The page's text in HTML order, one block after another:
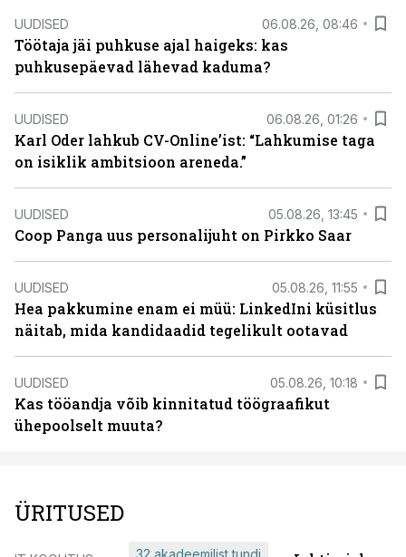
UUDISED 06.08.26, 08:46
Töötaja jäi puhkuse ajal haigeks: kas
puhkusepäevad lähevad kaduma?
UUDISED 06.08.26, 01:26
Karl Oder lahkub CV-Online’ist: “Lahkumise taga
on isiklik ambitsioon areneda.”
UUDISED 05.08.26, 13:45
Coop Panga uus personalijuht on Pirkko Saar
UUDISED 05.08.26, 11:55
Hea pakkumine enam ei müü: LinkedIni küsitlus
näitab, mida kandidaadid tegelikult ootavad
UUDISED 05.08.26, 10:18
Kas tööandja võib kinnitatud töögraafikut
ühepoolselt muuta?
ÜRITUSED
32 akadeemilist tundi